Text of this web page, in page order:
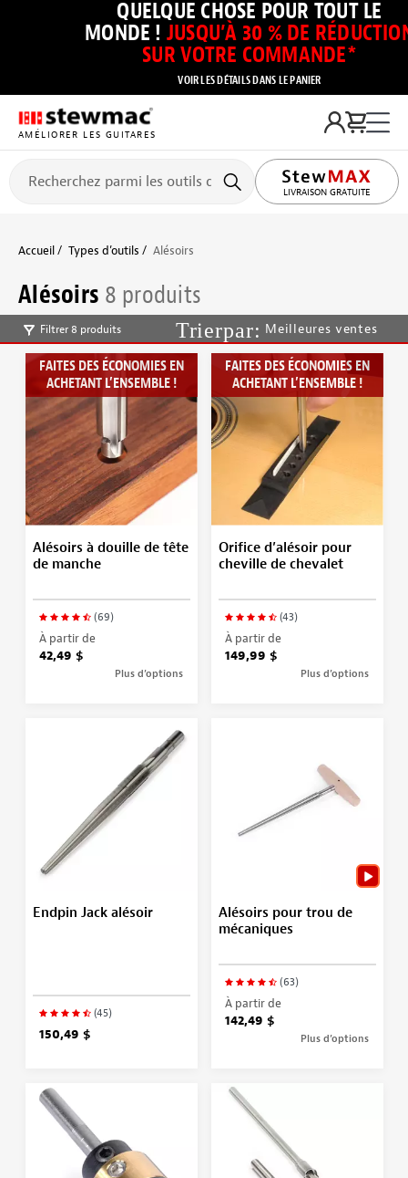
QUELQUE CHOSE POUR TOUT LE
MONDE ! JUSQU’À 30 % DE
SUR VOTRE COMMANDE*
VOIR LES DÉTAILS DANS LE PANIER
AMÉLIORER LES GUITARES
LIVRAISON GRATUITE
Accueil Types d’outils Alésoirs
Alésoirs 8 produits
Filtrer 8 produits Meilleures ventes
FAITES DES ÉCONOMIES EN
ACHETANT L’ENSEMBLE !
Alésoirs à douille de tête
de manche
(69)
À partir de
42,49 $
Plus d’options
FAITES DES ÉCONOMIES EN
ACHETANT L’ENSEMBLE !
Orifice d’alésoir pour
cheville de chevalet
(43)
À partir de
149,99 $
Plus d’options
Endpin Jack alésoir
(45)
150,49 $
Alésoirs pour trou de
mécaniques
(63)
À partir de
142,49 $
Plus d’options